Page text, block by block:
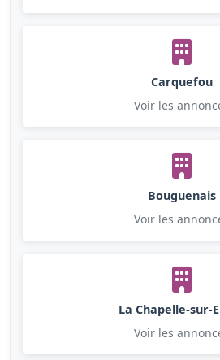
Carquefou
Voir les
Bouguenais
Voir les
La Chapelle-sur-
Voir les